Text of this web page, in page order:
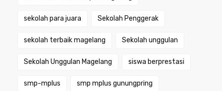
sekolah para juara Sekolah Penggerak
sekolah terbaik magelang Sekolah unggulan
Sekolah Unggulan Magelang siswa berprestasi
smp-mplus smp mplus gunungpring